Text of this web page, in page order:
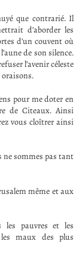
que contrarié. Il
d’aborder les
d’un couvent où
de son silence.
l’avenir céleste
oraisons.
pour me doter en
de Citeaux. Ainsi
vous cloîtrer ainsi
ne sommes pas tant
même et aux
pauvres et les
les maux des plus